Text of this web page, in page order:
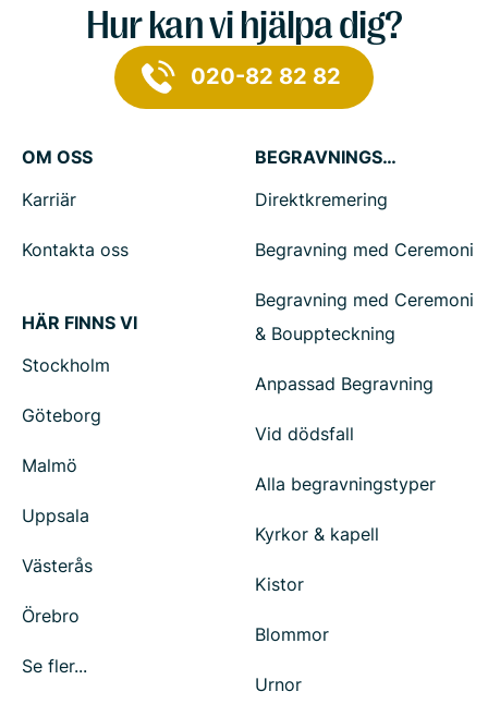
Hur kan vi hjälpa dig?
020-82 82 82
OM OSS
Karriär
Kontakta oss
HÄR FINNS VI
Stockholm
Göteborg
Malmö
Uppsala
Västerås
Örebro
Se fler...
BEGRAVNINGSTJÄNSTER
Direktkremering
Begravning med Ceremoni
Begravning med Ceremoni
& Bouppteckning
Anpassad Begravning
Vid dödsfall
Alla begravningstyper
Kyrkor & kapell
Kistor
Blommor
Urnor